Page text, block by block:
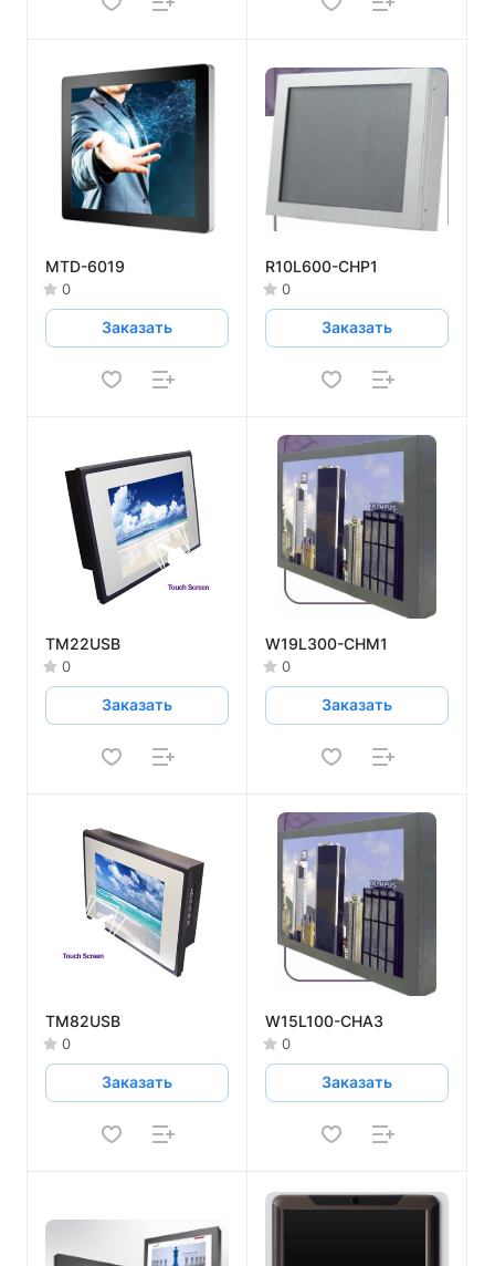
MTD-6019
0
Заказать
R10L600-CHP1
0
Заказать
TM22USB
0
Заказать
W19L300-CHM1
0
Заказать
TM82USB
0
Заказать
W15L100-CHA3
0
Заказать